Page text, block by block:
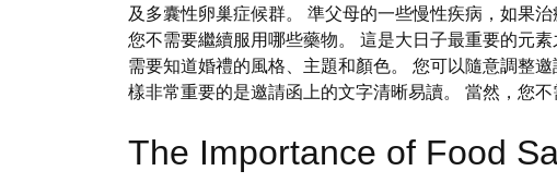
及多囊性卵巢症候群。 準父母的一些慢性疾病，如果
您不需要繼續服用哪些藥物。 這是大日子最重要的元
需要知道婚禮的風格、主題和顏色。 您可以隨意調整
樣非常重要的是邀請函上的文字清晰易讀。 當然，您
The Importance of Food